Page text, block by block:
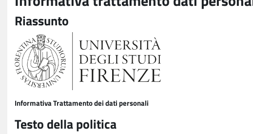
Riassunto
Informativa Trattamento dei dati personali
Testo della politica